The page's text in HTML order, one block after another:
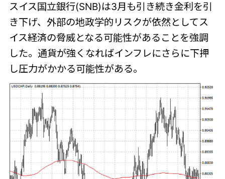
スイス国立銀行(SNB)は3月も引き続き金利を引
き下げ、外部の地政学的リスクが依然としてス
イス経済の脅威となる可能性があることを強調
した。通貨が強くなればインフレにさらに下押
し圧力がかかる可能性がある。